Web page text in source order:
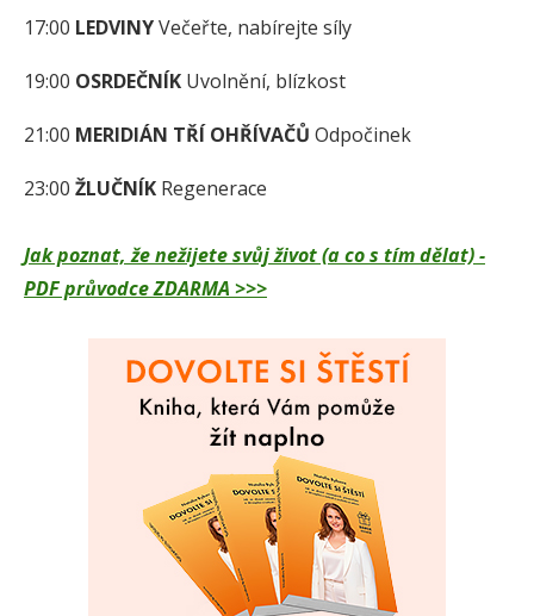
17:00 LEDVINYVečeřte, nabírejte síly
19:00 OSRDEČNÍK Uvolnění, blízkost
21:00 MERIDIÁN TŘÍ OHŘÍVAČŮ Odpočinek
23:00 ŽLUČNÍK Regenerace
Jak poznat, že nežijete svůj život (a co s tím dělat) -
PDF průvodce ZDARMA >>>